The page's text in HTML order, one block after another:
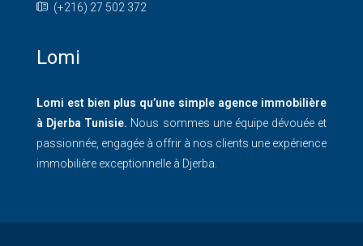
(+216) 27 502 372
Lomi
Lomi est bien plus qu’une simple agence immobilière
à Djerba Tunisie. Nous sommes une équipe dévouée et
passionnée, engagée à offrir à nos clients une expérience
immobilière exceptionnelle à Djerba.